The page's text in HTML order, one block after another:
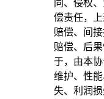
同、侵权
偿责任，
赔偿、间
赔偿、后
于，由本
维护、性
失、利润